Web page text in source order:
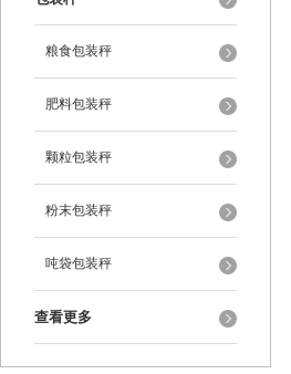
粮食包装秤
肥料包装秤
颗粒包装秤
粉末包装秤
吨袋包装秤
查看更多